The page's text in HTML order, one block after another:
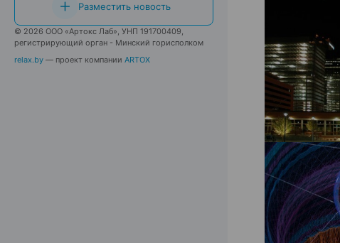
Разместить новость
© 2026 ООО «Артокс Лаб», УНП 191700409,
регистрирующий орган - Минский горисполком
relax.by — проект компании ARTOX